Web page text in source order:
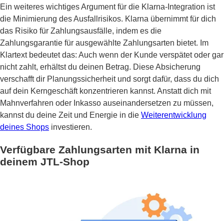
Ein weiteres wichtiges Argument für die Klarna-Integration ist
die Minimierung des Ausfallrisikos. Klarna übernimmt für dich
das Risiko für Zahlungsausfälle, indem es die
Zahlungsgarantie für ausgewählte Zahlungsarten bietet. Im
Klartext bedeutet das: Auch wenn der Kunde verspätet oder gar
nicht zahlt, erhältst du deinen Betrag. Diese Absicherung
verschafft dir Planungssicherheit und sorgt dafür, dass du dich
auf dein Kerngeschäft konzentrieren kannst. Anstatt dich mit
Mahnverfahren oder Inkasso auseinandersetzen zu müssen,
kannst du deine Zeit und Energie in die Weiterentwicklung
deines Shops investieren.
Verfügbare Zahlungsarten mit Klarna in
deinem JTL-Shop